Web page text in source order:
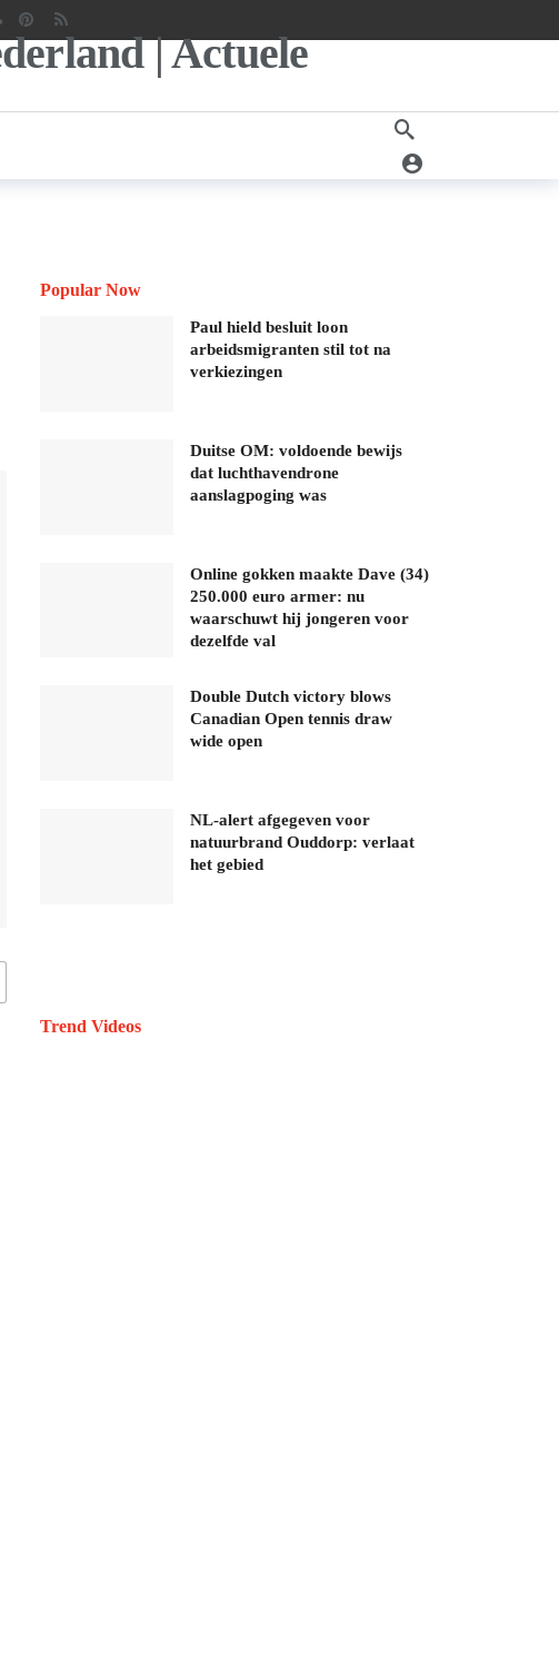
Popular Now
Paul hield besluit loon
arbeidsmigranten stil tot na
verkiezingen
Duitse OM: voldoende bewijs
dat luchthavendrone
aanslagpoging was
Online gokken maakte Dave (34)
250.000 euro armer: nu
waarschuwt hij jongeren voor
dezelfde val
Double Dutch victory blows
Canadian Open tennis draw
wide open
NL-alert afgegeven voor
natuurbrand Ouddorp: verlaat
het gebied
Trend Videos